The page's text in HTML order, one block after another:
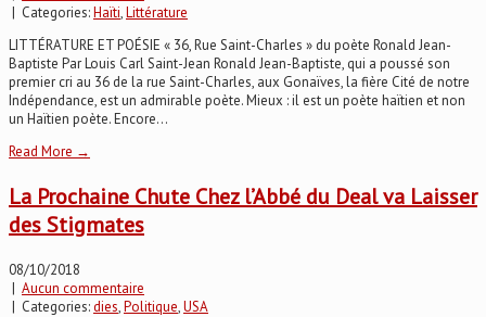
| Categories:Haïti,Littérature
LITTÉRATURE ET POÉSIE « 36, Rue Saint-Charles » du poète Ronald Jean-
Baptiste Par Louis Carl Saint-Jean Ronald Jean-Baptiste, qui a poussé son
premier cri au 36 de la rue Saint-Charles, aux Gonaïves, la fière Cité de notre
Indépendance, est un admirable poète. Mieux : il est un poète haïtien et non
un Haïtien poète. Encore...
Read More →
La Prochaine Chute Chez l’Abbé du Deal va Laisser
des Stigmates
08/10/2018
| Aucun commentaire
| Categories:dies,Politique,USA